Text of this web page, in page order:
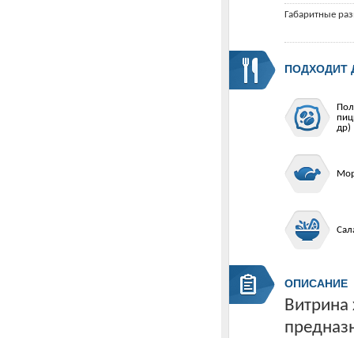
Габаритные
ПОДХОДИТ
др)
ОПИСАНИЕ